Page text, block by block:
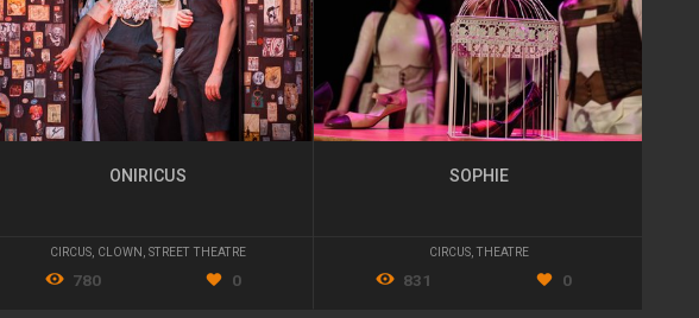
SOPHIE
CIRCUS, THEATRE
831 0
ONIRICUS
CIRCUS, CLOWN ,STREET THEATRE
780 0